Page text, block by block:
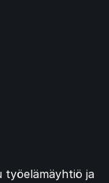
työelämäyhtiö ja